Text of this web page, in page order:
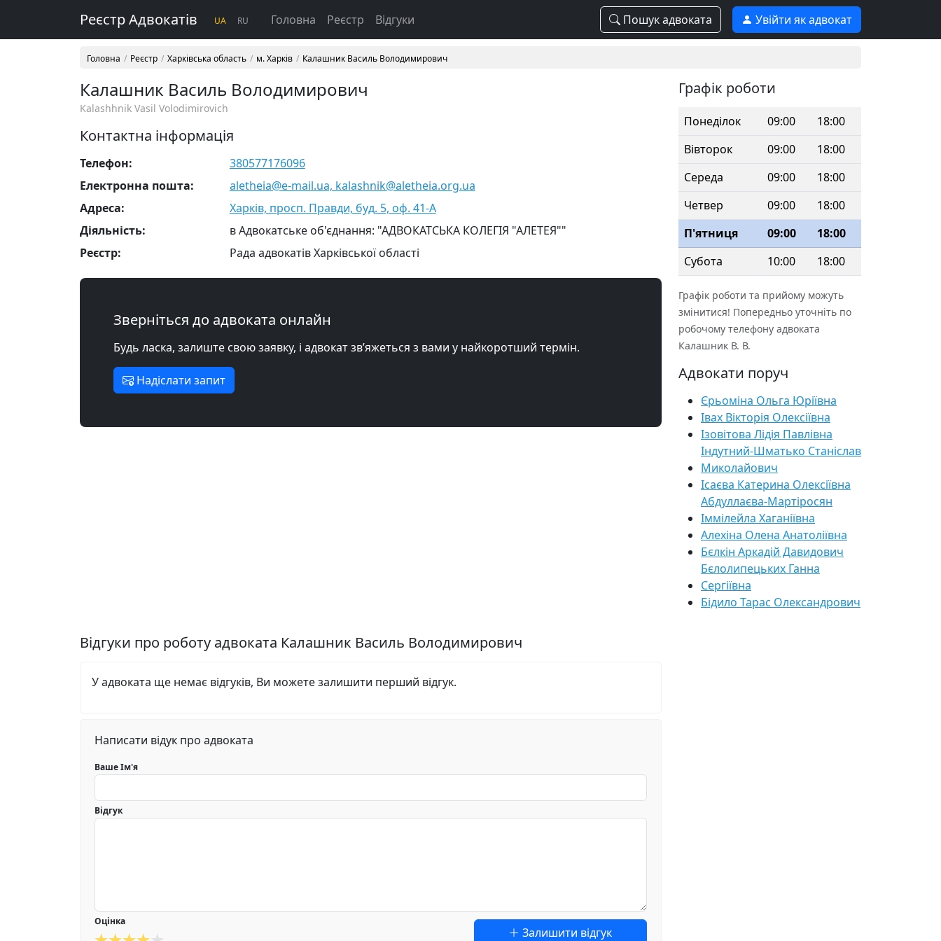
Реєстр Адвокатів UA RU Головна Реєстр Відгуки Пошук адвоката Увійти як адвокат
Головна Реєстр Харківська область м. Харків Калашник Василь Володимирович
Калашник Василь Володимирович
Kalashhnik Vasil Volodimirovich
Контактна інформація
Телефон:
380577176096
Електронна пошта:
aletheia@e-mail.ua, kalashnik@aletheia.org.ua
Адреса:
Харків, просп. Правди, буд. 5, оф. 41-А
Діяльність:
в Адвокатське об'єднання: "АДВОКАТСЬКА КОЛЕГІЯ "АЛЕТЕЯ""
Реєстр:
Рада адвокатів Харківської області
Зверніться до адвоката онлайн
Будь ласка, залиште свою заявку, і адвокат зв’яжеться з вами у найкоротший термін.
Надіслати запит
Відгуки про роботу адвоката Калашник Василь Володимирович
У адвоката ще немає відгуків, Ви можете залишити перший відгук.
Написати відук про адвоката
Ваше Ім'я
Відгук
Оцінка
Залишити відгук
Графік роботи
Понеділок 09:00
18:00
Вівторок
09:00
18:00
Середа
09:00
18:00
Четвер
09:00
18:00
П'ятниця
09:00
18:00
Субота
10:00 18:00
Графік роботи та прийому можуть
змінитися! Попередньо уточніть по
робочому телефону адвоката
Калашник В. В.
Адвокати поруч
Єрьоміна Ольга Юріївна
Івах Вікторія Олексіївна
Ізовітова Лідія Павлівна
Індутний-Шматько Станіслав
Миколайович
Ісаєва Катерина Олексіївна
Абдуллаєва-Мартіросян
Іммілейла Хаганіївна
Алехіна Олена Анатоліївна
Бєлкін Аркадій Давидович
Бєлолипецьких Ганна
Сергіївна
Бідило Тарас Олександрович